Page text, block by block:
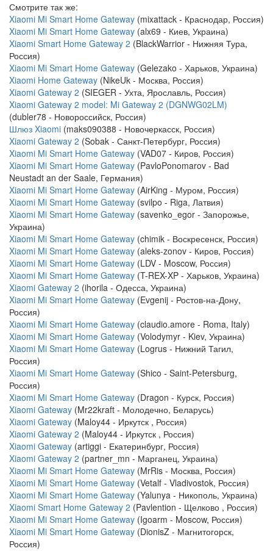
Смотрите так же:
Xiaomi Mi Smart Home Gateway (mixattack - Краснодар, Россия)
Xiaomi Mi Smart Home Gateway (alx69 - Киев, Украина)
Xiaomi Smart Home Gateway 2 (BlackWarrior - Нижняя Тура,
Россия)
Xiaomi Mi Smart Home Gateway (Gelezako - Харьков, Украина)
Xiaomi Home Gateway (NikeUk - Москва, Россия)
Xiaomi Gateway 2 (SIEGER - Ухта, Ярославль, Россия)
Xiaomi Gateway 2 model: Mi Gateway 2 (DGNWG02LM)
(dubler78 - Новороссийск, Россия)
Шлюз Xiaomi (maks090388 - Новочеркасск, Россия)
Xiaomi Gateway 2 (Sobak - Санкт-Петербург, Россия)
Xiaomi Mi Smart Home Gateway (VAD07 - Киров, Россия)
Xiaomi Mi Smart Home Gateway (PavloPonomarov - Bad
Neustadt an der Saale, Германия)
Xiaomi Mi Smart Home Gateway (AirKing - Муром, Россия)
Xiaomi Mi Smart Home Gateway (svilpo - Riga, Латвия)
Xiaomi Mi Smart Home Gateway (savenko_egor - Запорожье,
Украина)
Xiaomi Mi Smart Home Gateway (chimik - Воскресенск, Россия)
Xiaomi Mi Smart Home Gateway (aleks-zonov - Киров, Россия)
Xiaomi Mi Smart Home Gateway (LDV - Moscow, Россия)
Xiaomi Mi Smart Home Gateway (T-REX-XP - Харьков, Украина)
Xiaomi Gateway 2 (ihorila - Одесса, Украина)
Xiaomi Mi Smart Home Gateway (Evgenij - Ростов-на-Дону,
Россия)
Xiaomi Mi Smart Home Gateway (claudio.amore - Roma, Italy)
Xiaomi Mi Smart Home Gateway (Volodymyr - Kiev, Украина)
Xiaomi Mi Smart Home Gateway (Logrus - Нижний Тагил,
Россия)
Xiaomi Mi Smart Home Gateway (Shico - Saint-Petersburg,
Россия)
Xiaomi Mi Smart Home Gateway (Dragon - Курск, Россия)
Xiaomi Gateway (Mr22kraft - Молодечно, Беларусь)
Xiaomi Gateway (Maloy44 - Иркутск , Россия)
Xiaomi Gateway 2 (Maloy44 - Иркутск , Россия)
Xiaomi Gateway (artiggi - Екатеринбург, Россия)
Xiaomi Gateway 2 (partner_mn - Марганец, Украина)
Xiaomi Mi Smart Home Gateway (MrRis - Москва, Россия)
Xiaomi Mi Smart Home Gateway (Vetalf - Vladivostok, Россия)
Xiaomi Mi Smart Home Gateway (Yalunya - Никополь, Украина)
Xiaomi Smart Home Gateway 2 (Pavlention - Щелково , Россия)
Xiaomi Mi Smart Home Gateway (Igoarm - Moscow, Россия)
Xiaomi Mi Smart Home Gateway (DionisZ - Магнитогорск,
Россия)